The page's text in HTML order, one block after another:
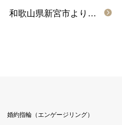
和歌山県新宮市よりご来店 Quand de Mariage（クワンドゥマリアージュ）の結婚指輪をご成約いただきました
婚約指輪（エンゲージリング）